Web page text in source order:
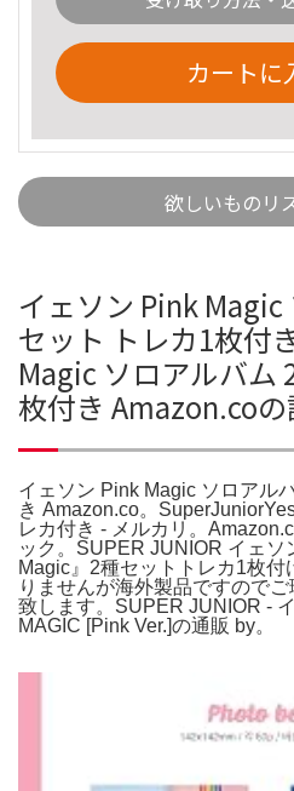
カートに
欲しいものリ
イェソン Pink
セット トレカ1枚付
Magic ソロアルバム
枚付き Amazon.co
イェソン Pink Magic ソロアル
き Amazon.co。
レカ付き - メルカリ。
ック。SUPER JUNIOR イェ
Magic』2種セットトレカ1枚
りませんが海外製品ですので
致します。SUPER JUNIOR -
MAGIC [Pink Ver.]の通販 by。